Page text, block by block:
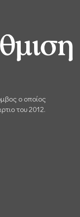
ο οποίος
του 2012.